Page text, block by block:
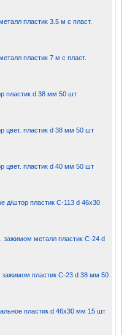
пластик 3.5 м с пласт.
пластик 7 м с пласт.
пластик d 38 мм 50 шт
цвет. пластик d 38 мм 50 шт
цвет. пластик d 40 мм 50 шт
д/штор пластик С-113 d 46x30
зажимом металл пластик С-24 d
зажимом пластик С-23 d 38 мм 50
пластик d 46x30 мм 15 шт